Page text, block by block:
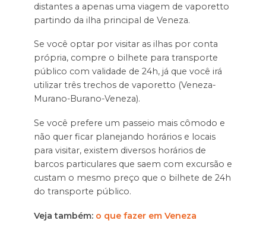
distantes a apenas uma viagem de vaporetto
partindo da ilha principal de Veneza.
Se você optar por visitar as ilhas por conta
própria, compre o bilhete para transporte
público com validade de 24h, já que você irá
utilizar três trechos de vaporetto (Veneza-
Murano-Burano-Veneza).
Se você prefere um passeio mais cômodo e
não quer ficar planejando horários e locais
para visitar, existem diversos horários de
barcos particulares que saem com excursão e
custam o mesmo preço que o bilhete de 24h
do transporte público.
Veja também: o que fazer em Veneza